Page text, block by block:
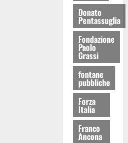
Donato
Pentassuglia
Fondazione
Paolo
Grassi
fontane
pubbliche
Forza
Italia
Franco
Ancona